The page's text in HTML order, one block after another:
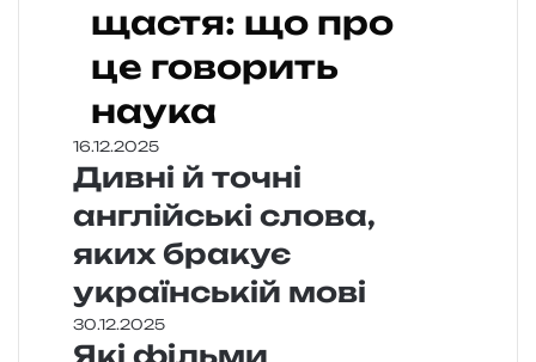
щастя: що про
це говорить
наука
16.12.2025
Дивні й точні
англійські слова,
яких бракує
українській мові
30.12.2025